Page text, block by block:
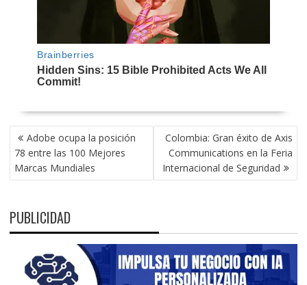
NAVEGACIÓN
DE
ENTRADAS
Adobe ocupa la posición
78 entre las 100 Mejores
Marcas Mundiales
Colombia: Gran éxito de Axis
Communications en la Feria
Internacional de Seguridad
PUBLICIDAD